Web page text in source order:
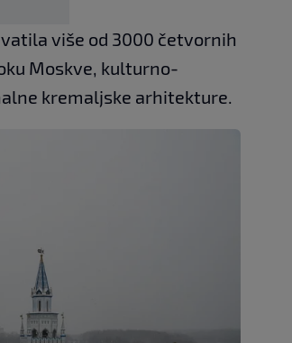
više od 3000 četvornih
Moskve, kulturno-
kremaljske arhitekture.